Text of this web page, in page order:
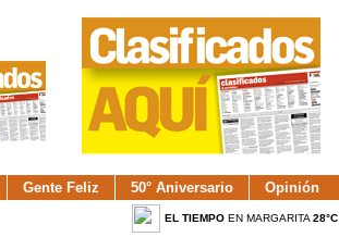
Gente Feliz 50° Aniversario Opinión
EL TIEMPOEN MARGARITA 28°C